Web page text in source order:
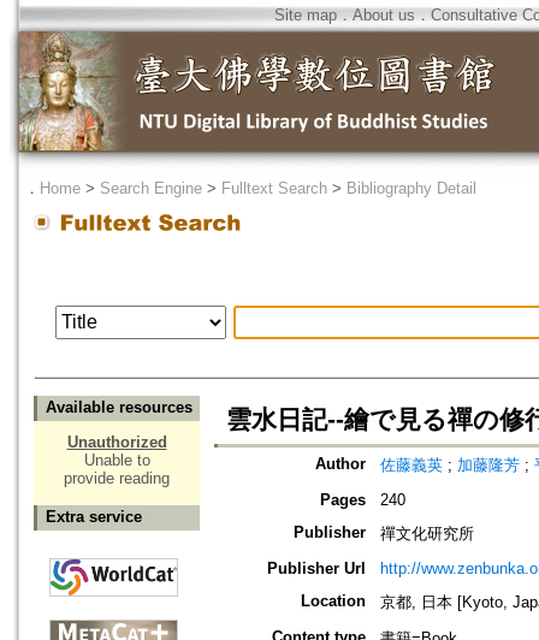
Site map．About us ． Consultative
． Home > Search Engine > Fulltext Search > Bibliography Detail
Available resources
Unauthorized
Unable to
provide reading
Extra service
雲水日記--繪で見る禪の修
Author 佐藤義英 ; 加藤隆芳 ;
Pages
240
Publisher
禪文化研究所
Publisher Url
http://
Location
京都, 日本 [Kyoto,